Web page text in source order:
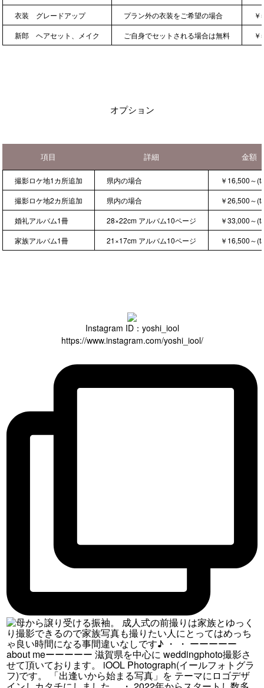
衣装 グレードアップ
プラン外の衣装をご希望の場合
新郎 ヘアセット、メイク
ご自身でセットされる場合は無料
オプション
項目 詳細 金額
撮影ロケ地1カ所追加 県内の場合
￥16,500～
撮影ロケ地2カ所追加
県内の場合
￥26,500～
婚礼アルバム1冊
28×22cm アルバム10ページ
￥33,000～
家族アルバム1冊
21×17cm アルバム10ページ ￥16,500～
Instagram ID：yoshi_iool
https://www.instagram.com/yoshi_iool/